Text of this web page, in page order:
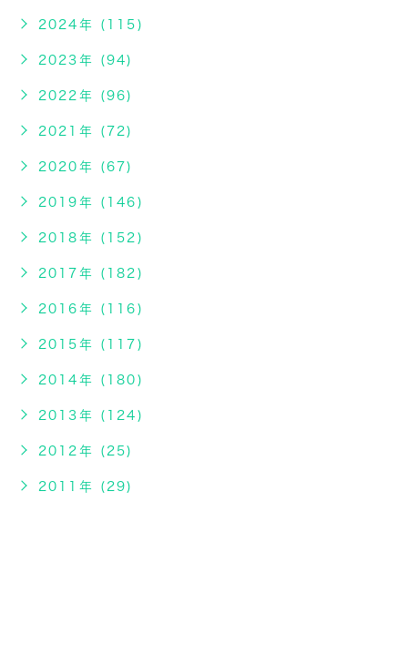
2024年 (115)
2023年 (94)
2022年 (96)
2021年 (72)
2020年 (67)
2019年 (146)
2018年 (152)
2017年 (182)
2016年 (116)
2015年 (117)
2014年 (180)
2013年 (124)
2012年 (25)
2011年 (29)